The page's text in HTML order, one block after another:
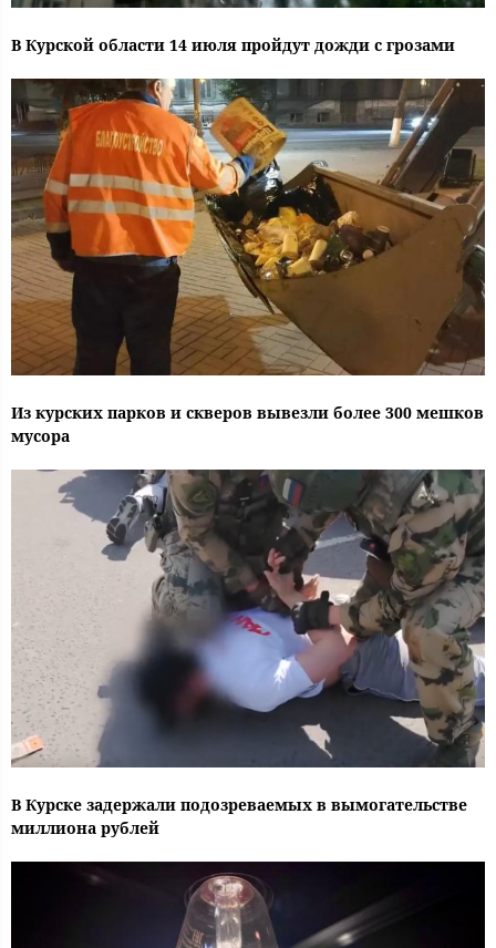
В Курской области 14 июля пройдут дожди с грозами
Из курских парков и скверов вывезли более 300 мешков
мусора
В Курске задержали подозреваемых в вымогательстве
миллиона рублей